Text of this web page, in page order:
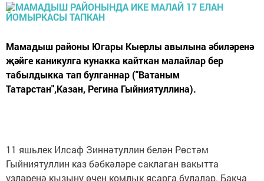
Мамадыш районы Югары Кыерлы авылына әбиләренә
җәйге каникулга кунакка кайткан малайлар бер
табылдыкка тап булганнар ("Ватаным
Татарстан",Казан, Регина Гыйниятуллина).
11 яшьлек Илсаф Зиннәтуллин белән Рөстәм
Гыйниятуллин каз бәбкәләре саклаган вакытта
үзләренә кызыну өчен комлык ясарга булалар. Бакча